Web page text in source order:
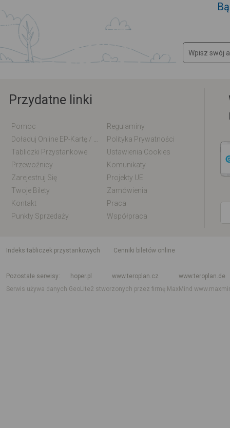
Przydatne linki
Pomoc
Regulaminy
Polityka Prywatności
Tabliczki Przystankowe
Ustawienia Cookies
Przewoźnicy
Komunikaty
Zarejestruj Się
Projekty UE
Twoje Bilety
Zamówienia
Kontakt
Praca
Punkty Sprzedaży
Współpraca
indeks tabliczek przystankowych
Cenniki biletów online
Pozostałe serwisy
hoper.pl www.teroplan.cz
www.teroplan.de
Serwis używa danych GeoLite2 stworzonych przez firmę MaxMind